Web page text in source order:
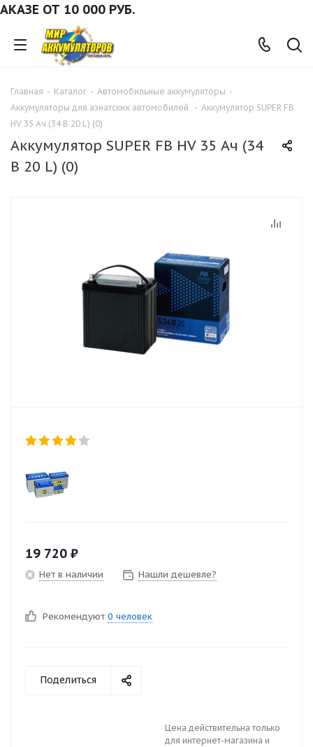
ОТ 10 000 РУБ.
Главная - Каталог - Автомобильные аккумуляторы -
Аккумуляторы для азиатских автомобилей
- Аккумулятор SUPER FB
HV 35 Ач (34 В 20 L) (0)
Аккумулятор SUPER FB HV 35 Ач (34
В 20 L) (0)
19 720 ₽
Нет в наличии Нашли дешевле?
Рекомендуют 0 человек
Поделиться
Цена действительна только
для интернет-магазина и